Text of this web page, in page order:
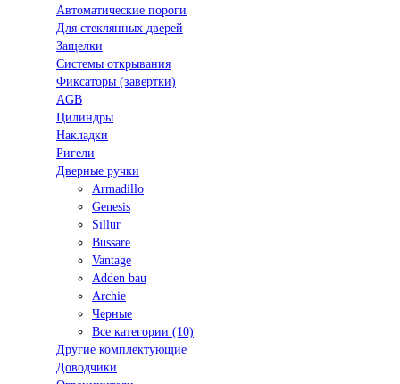
Автоматические пороги
Для стеклянных дверей
Защелки
Системы открывания
Фиксаторы (завертки)
AGB
Цилиндры
Накладки
Ригели
Дверные ручки
Armadillo
Genesis
Sillur
Bussare
Vantage
Adden bau
Archie
Черные
Все категории (10)
Другие комплектующие
Доводчики